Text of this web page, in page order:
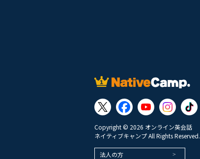
Copyright © 2026 オンライン英会話
ネイティブキャンプ All Rights Reserved.
法人の方